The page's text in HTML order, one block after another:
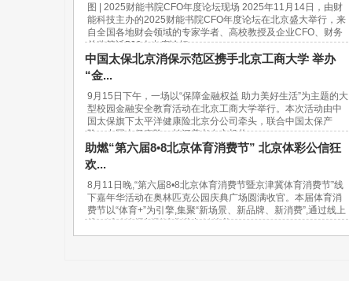
图 | 2025财能书院CFO年度论坛现场 2025年11月14日，由财
能科技主办的2025财能书院CFO年度论坛在北京盛大举行，来
自全国各地财会领域的专家学者、高校教授及企业CFO、财务
总监等近500人出席论坛。...
中国太保北京消保示范区携手北京工商大学 举办
“金...
9月15日下午，一场以“保障金融权益 助力美好生活”为主题的大
型校园金融安全教育活动在北京工商大学举行。本次活动由中
国太保旗下太平洋健康险北京分公司牵头，联合中国太保产
险、中国太保寿险、长江养老在京机构...
助燃“第六届8•8北京体育消费节” 北京体彩公信狂
欢...
8月11日晚,“第六届8•8北京体育消费节暨京津冀体育消费节”线
下嘉年华活动在奥林匹克公园庆典广场圆满收官。本届体育消
费节以“体育+”为引擎,集聚“新场景、新品牌、新消费”,通过线上
线下活动挖掘新型消费潜力,链接美...